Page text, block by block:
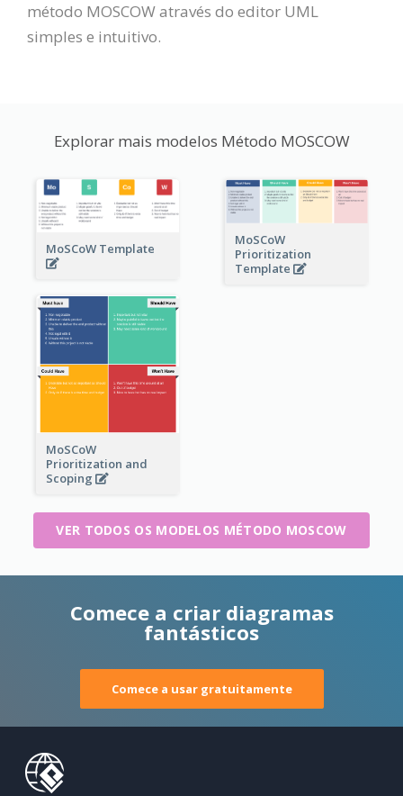
método MOSCOW através do editor UML
simples e intuitivo.
Explorar mais modelos Método MOSCOW
MoSCoW Template
MoSCoW
Prioritization
Template
MoSCoW
Prioritization and
Scoping
VER TODOS OS MODELOS MÉTODO MOSCOW
Comece a criar diagramas
fantásticos
Comece a usar gratuitamente